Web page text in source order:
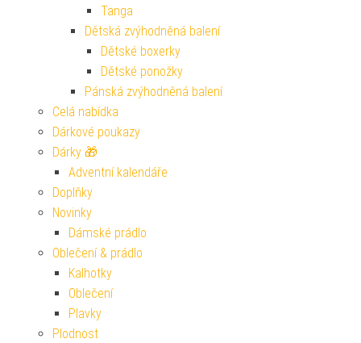
Tanga
Dětská zvýhodněná balení
Dětské boxerky
Dětské ponožky
Pánská zvýhodněná balení
Celá nabídka
Dárkové poukazy
Dárky 🎁
Adventní kalendáře
Doplňky
Novinky
Dámské prádlo
Oblečení & prádlo
Kalhotky
Oblečení
Plavky
Plodnost